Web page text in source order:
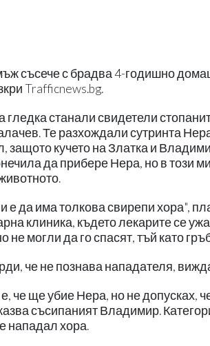
съсече с брадва 4-годишно
Trafficnews.bg.
гледка станали свидетели
Те разхождали сутринта
защото кучето на Златка и
да прибере Нера, но в този
е да има толкова свирепи хора",
клиника, където лекарите се
не могли да го спасят, тъй като
че не познава нападателя,
че ще убие Нера, но не допусках,
съсипаният Владимир.
нападал хора.